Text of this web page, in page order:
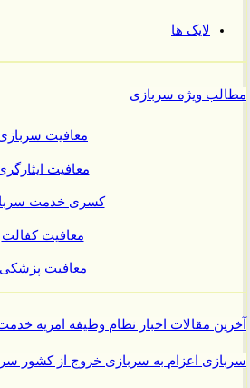
لایک ها
ویژه سربازی
معافیت سربازی
معافیت ایثارگری
کسری خدمت سربازی
معافیت کفالت
معافیت پزشکی
مقالاتاخبار نظام وظیفهامریهخدمت
اعزام به سربازیخروج از کشور